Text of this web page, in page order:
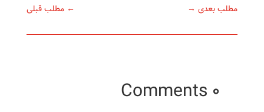
←مطلب قبلی مطلب بعدی→
0 Comments